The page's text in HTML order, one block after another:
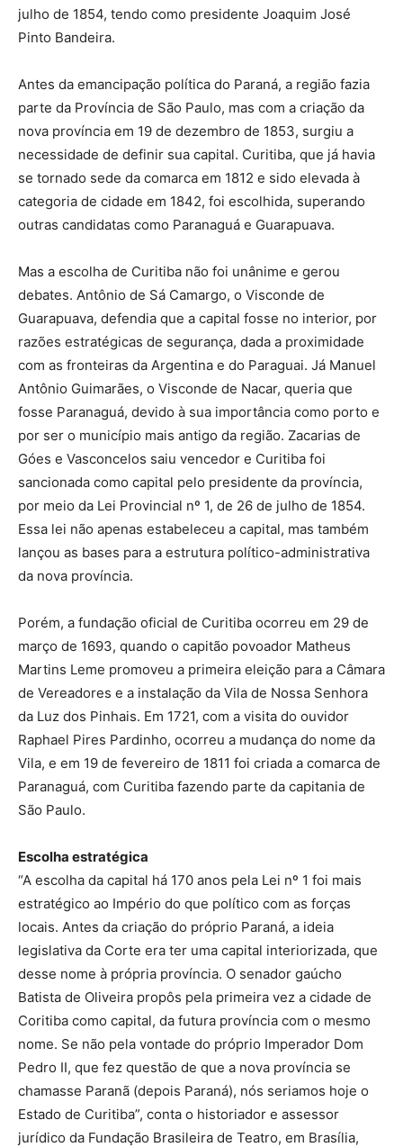
julho de 1854, tendo como presidente Joaquim José
Pinto Bandeira.
Antes da emancipação política do Paraná, a região fazia
parte da Província de São Paulo, mas com a criação da
nova província em 19 de dezembro de 1853, surgiu a
necessidade de definir sua capital. Curitiba, que já havia
se tornado sede da comarca em 1812 e sido elevada à
categoria de cidade em 1842, foi escolhida, superando
outras candidatas como Paranaguá e Guarapuava.
Mas a escolha de Curitiba não foi unânime e gerou
debates. Antônio de Sá Camargo, o Visconde de
Guarapuava, defendia que a capital fosse no interior, por
razões estratégicas de segurança, dada a proximidade
com as fronteiras da Argentina e do Paraguai. Já Manuel
Antônio Guimarães, o Visconde de Nacar, queria que
fosse Paranaguá, devido à sua importância como porto e
por ser o município mais antigo da região. Zacarias de
Góes e Vasconcelos saiu vencedor e Curitiba foi
sancionada como capital pelo presidente da província,
por meio da Lei Provincial nº 1, de 26 de julho de 1854.
Essa lei não apenas estabeleceu a capital, mas também
lançou as bases para a estrutura político-administrativa
da nova província.
Porém, a fundação oficial de Curitiba ocorreu em 29 de
março de 1693, quando o capitão povoador Matheus
Martins Leme promoveu a primeira eleição para a Câmara
de Vereadores e a instalação da Vila de Nossa Senhora
da Luz dos Pinhais. Em 1721, com a visita do ouvidor
Raphael Pires Pardinho, ocorreu a mudança do nome da
Vila, e em 19 de fevereiro de 1811 foi criada a comarca de
Paranaguá, com Curitiba fazendo parte da capitania de
São Paulo.
Escolha estratégica
“A escolha da capital há 170 anos pela Lei nº 1 foi mais
estratégico ao Império do que político com as forças
locais. Antes da criação do próprio Paraná, a ideia
legislativa da Corte era ter uma capital interiorizada, que
desse nome à própria província. O senador gaúcho
Batista de Oliveira propôs pela primeira vez a cidade de
Coritiba como capital, da futura província com o mesmo
nome. Se não pela vontade do próprio Imperador Dom
Pedro II, que fez questão de que a nova província se
chamasse Paranã (depois Paraná), nós seriamos hoje o
Estado de Curitiba”, conta o historiador e assessor
jurídico da Fundação Brasileira de Teatro, em Brasília,